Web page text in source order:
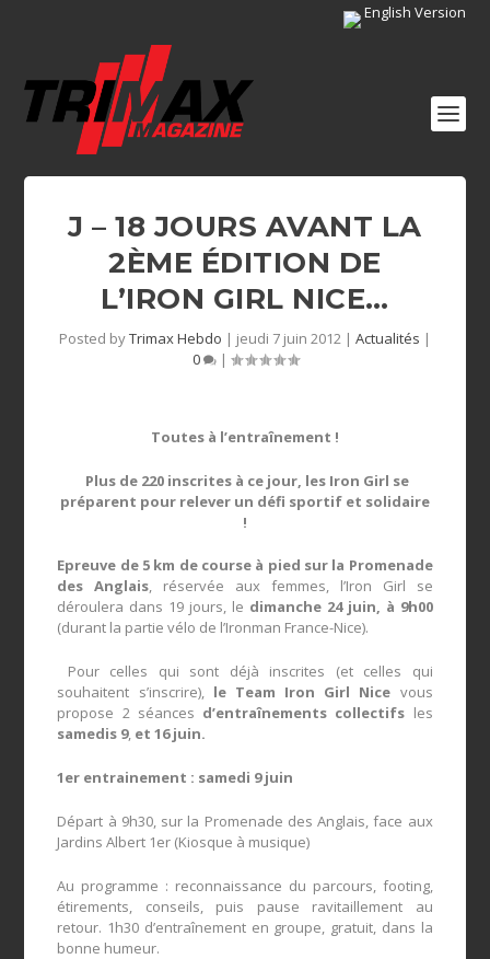
English Version
J – 18 JOURS AVANT LA
2ÈME ÉDITION DE
L’IRON GIRL NICE…
Posted byTrimax Hebdo | jeudi 7 juin 2012 | Actualités |
0
|
Toutes à l’entraînement !
Plus de 220 inscrites à ce jour, les Iron Girl se
préparent pour relever un défi sportif et solidaire
!
Epreuve de 5 km de course à pied sur la Promenade
des Anglais, réservée aux femmes, l’Iron Girl se
déroulera dans 19 jours, le dimanche 24 juin, à 9h00
(durant la partie vélo de l’Ironman France-Nice).
Pour celles qui sont déjà inscrites (et celles qui
souhaitent s’inscrire), le Team Iron Girl Nice vous
propose 2 séances d’entraînements collectifs les
samedis 9, et 16 juin.
1er entrainement : samedi 9 juin
Départ à 9h30, sur la Promenade des Anglais, face aux
Jardins Albert 1er (Kiosque à musique)
Au programme : reconnaissance du parcours, footing,
étirements, conseils, puis pause ravitaillement au
retour. 1h30 d’entraînement en groupe, gratuit, dans la
bonne humeur.